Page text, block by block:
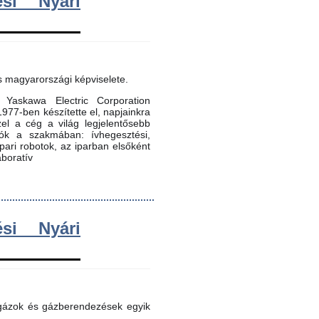
magyarországi képviselete.
Electric Corporation
ben készítette el, napjainkra
a cég a világ legjelentősebb
a szakmában: ívhegesztési,
robotok, az iparban elsőként
Nyári
és gázberendezések egyik